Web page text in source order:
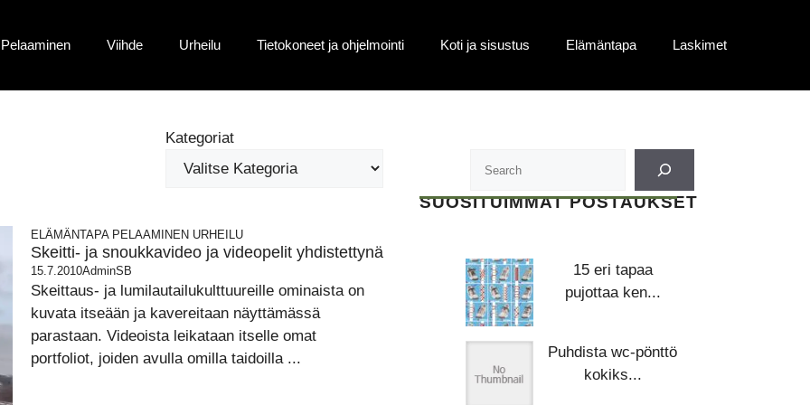
Pelaaminen Viihde Urheilu Tietokoneet ja ohjelmointi Koti ja sisustus Elämäntapa Laskimet
Kategoriat
ELÄMÄNTAPA PELAAMINEN URHEILU
Skeitti- ja snoukkavideo ja videopelit yhdistettynä
15.7.2010AdminSB
Skeittaus- ja lumilautailukulttuureille ominaista on
kuvata itseään ja kavereitaan näyttämässä
parastaan. Videoista leikataan itselle omat
portfoliot, joiden avulla omilla taidoilla ...
SUOSITUIMMAT POSTAUKSET
15 eri tapaa
pujottaa ken...
Puhdista wc-pönttö
kokiks...